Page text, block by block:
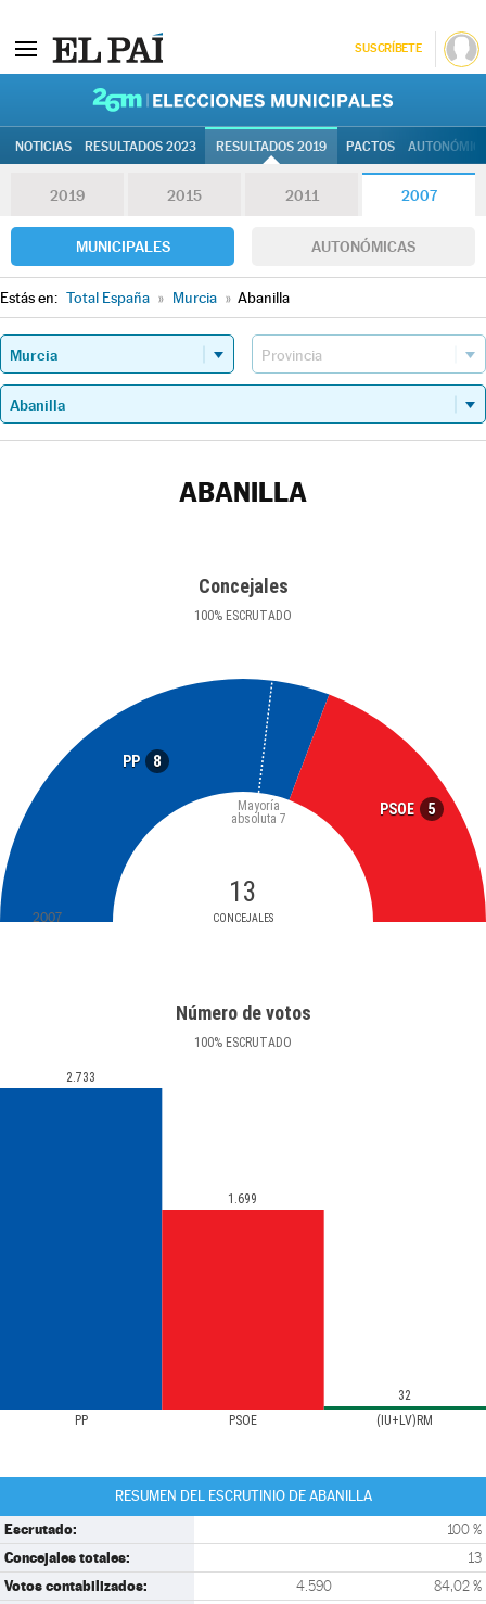
SUSCRÍBETE
NOTICIAS RESULTADOS 2023 RESULTADOS 2019 PACTOS
2019 2015 2011 2007
MUNICIPALES AUTONÓMICAS
Estás en: Total España » Murcia » Abanilla
ABANILLA
Concejales
100% ESCRUTADO
PP 8
PSOE 5
13
CONCEJALES
Mayoría
absoluta 7
2007
Número de votos
100% ESCRUTADO
PP PSOE (IU+LV)RM
2.733
1.699
32
RESUMEN DEL ESCRUTINIO DE ABANILLA
Escrutado: 100 %
Concejales totales: 13
Votos contabilizados: 4.590 84,02 %